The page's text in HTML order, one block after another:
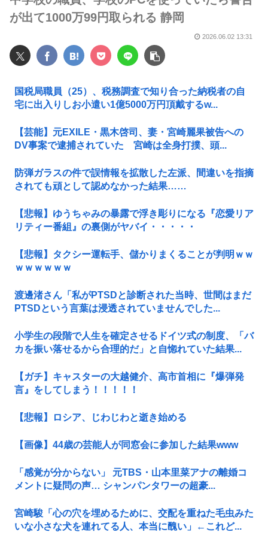
が出て1000万99円取られる 静岡
2026.06.02 13:31
国税局職員（25）、税務調査で知り合った納税者の自
宅に出入りしお小遣い1億5000万円頂戴するw...
【芸能】元EXILE・黒木啓司、妻・宮崎麗果被告への
DV事案で逮捕されていた 宮崎は全身打撲、頭...
防弾ガラスの件で誤情報を拡散した左派、間違いを指摘
されても頑として認めなかった結果……
【悲報】ゆうちゃみの暴露で浮き彫りになる『恋愛リア
リティー番組』の裏側がヤバイ・・・・・
【悲報】タクシー運転手、儲かりまくることが判明ｗｗ
ｗｗｗｗｗｗ
渡邊渚さん「私がPTSDと診断された当時、世間はまだ
PTSDという言葉は浸透されていませんでした...
小学生の段階で人生を確定させるドイツ式の制度、「バ
カを振い落せるから合理的だ」と自惚れていた結果...
【ガチ】キャスターの大越健介、高市首相に『爆弾発
言』をしてしまう！！！！！
【悲報】ロシア、じわじわと逝き始める
【画像】44歳の芸能人が同窓会に参加した結果www
「感覚が分からない」 元TBS・山本里菜アナの離婚コ
メントに疑問の声… シャンパンタワーの超豪...
宮崎駿「心の穴を埋めるために、交配を重ねた毛虫みた
いな小さな犬を連れてる人、本当に醜い」←これど...